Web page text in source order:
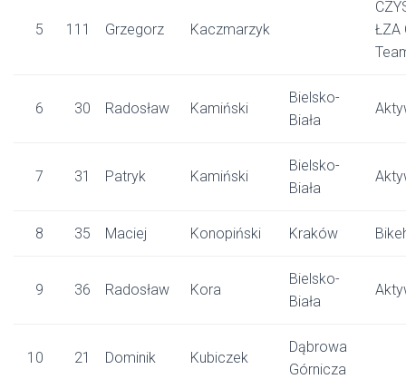
5 111 Grzegorz Kaczmarzyk
ŁZA
6 30 Radosław Kamiński
Bielsko-
Biała
7 31 Patryk Kamiński
Bielsko-
Biała
8 35 Maciej Konopiński Kraków
9 36 Radosław Kora
Bielsko-
Biała
10 21 Dominik Kubiczek
Dąbrowa
Górnicza